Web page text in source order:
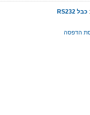
כבל RS232
הדפסה